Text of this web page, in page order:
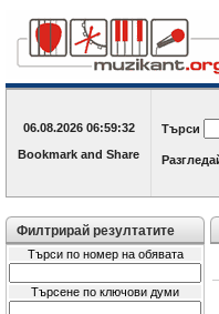
06.08.2026 06:59:32 Търси
Филтрирай резултатите
Търси по номер на обявата
Търсене по ключови думи